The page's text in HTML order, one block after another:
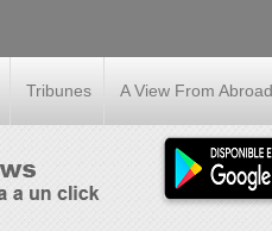
Tribunes A View From Abroad